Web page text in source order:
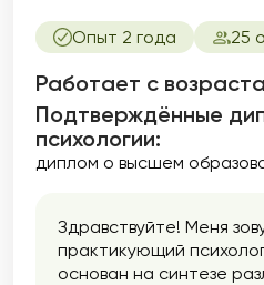
Опыт 2 года 25
Работает с
Подтверждённые
психологии:
диплом о высшем
Здравствуйте! Меня
практикующий
основан на синтезе